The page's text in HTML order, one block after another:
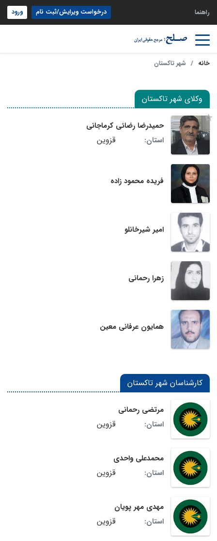
راهنما درخواست ویرایش/ثبت نام ورود
خانه شهر تاکستان
وکلای شهر تاکستان
حمیدرضا رضائی کرماجانی
استان:
قزوین
فریده محمود زاده
امیر شیرخانلو
زهرا رحمانی
همایون عرفانی معین
کارشناسان شهر تاکستان
مرتضی رحمانی
استان:
قزوین
محمدعلی واحدی
استان:
قزوین
مهدی مهر پویان
استان:
قزوین